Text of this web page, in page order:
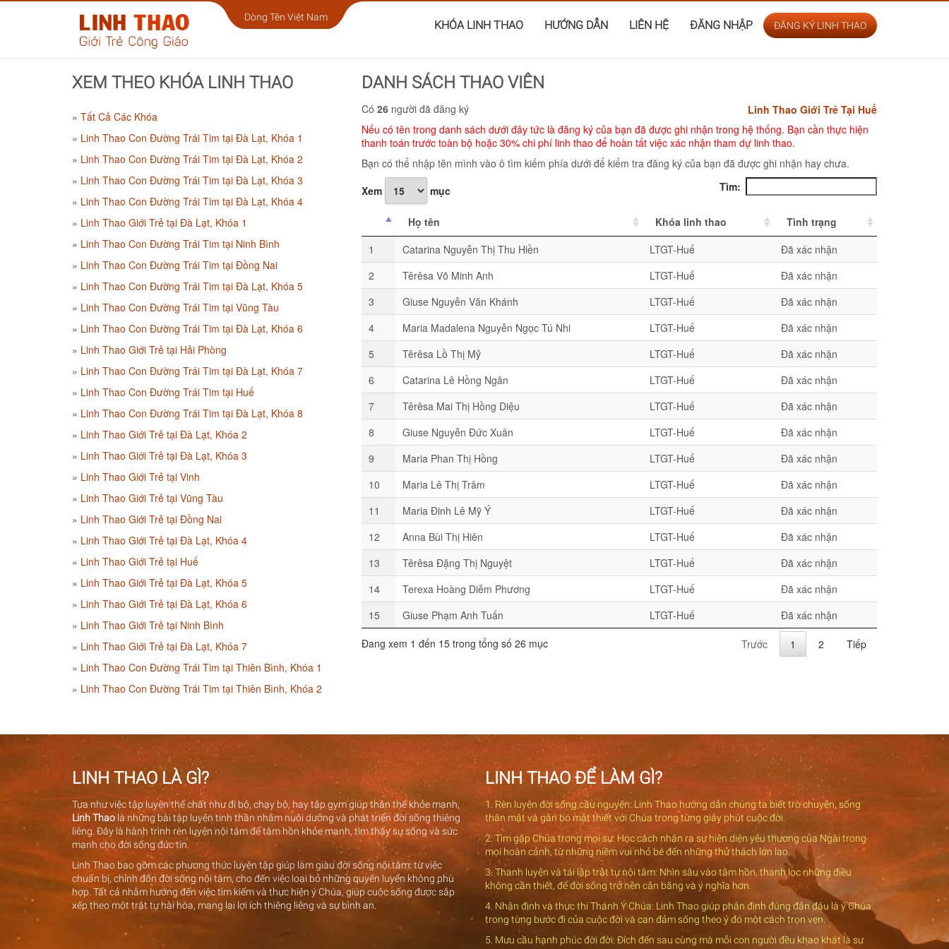
Dòng Tên Việt Nam
KHÓA LINH THAO HƯỚNG DẪN LIÊN HỆ ĐĂNG NHẬP ĐĂNG KÝ LINH THAO
XEM THEO KHÓA LINH THAO
Tất Cả Các Khóa
Linh Thao Con Đường Trái Tim tại Đà Lạt, Khóa 1
Linh Thao Con Đường Trái Tim tại Đà Lạt, Khóa 2
Linh Thao Con Đường Trái Tim tại Đà Lạt, Khóa 3
Linh Thao Con Đường Trái Tim tại Đà Lạt, Khóa 4
Linh Thao Giới Trẻ tại Đà Lạt, Khóa 1
Linh Thao Con Đường Trái Tim tại Ninh Bình
Linh Thao Con Đường Trái Tim tại Đồng Nai
Linh Thao Con Đường Trái Tim tại Đà Lạt, Khóa 5
Linh Thao Con Đường Trái Tim tại Vũng Tàu
Linh Thao Con Đường Trái Tim tại Đà Lạt, Khóa 6
Linh Thao Giới Trẻ tại Hải Phòng
Linh Thao Con Đường Trái Tim tại Đà Lạt, Khóa 7
Linh Thao Con Đường Trái Tim tại Huế
Linh Thao Con Đường Trái Tim tại Đà Lạt, Khóa 8
Linh Thao Giới Trẻ tại Đà Lạt, Khóa 2
Linh Thao Giới Trẻ tại Đà Lạt, Khóa 3
Linh Thao Giới Trẻ tại Vinh
Linh Thao Giới Trẻ tại Vũng Tàu
Linh Thao Giới Trẻ tại Đồng Nai
Linh Thao Giới Trẻ tại Đà Lạt, Khóa 4
Linh Thao Giới Trẻ tại Huế
Linh Thao Giới Trẻ tại Đà Lạt, Khóa 5
Linh Thao Giới Trẻ tại Đà Lạt, Khóa 6
Linh Thao Giới Trẻ tại Ninh Bình
Linh Thao Giới Trẻ tại Đà Lạt, Khóa 7
Linh Thao Con Đường Trái Tim tại Thiên Bình, Khóa 1
Linh Thao Con Đường Trái Tim tại Thiên Bình, Khóa 2
DANH SÁCH THAO VIÊN
Linh Thao Giới Trẻ Tại Huế
Có 26người đã đăng ký
Nếu có tên trong danh sách dưới đây tức là đăng ký của bạn đã được ghi nhận trong hệ thống. Bạn cần thực hiện
thanh toán trước toàn bộ hoặc 30% chi phí linh thao để hoàn tất việc xác nhận tham dự linh thao.
Bạn có thể nhập tên mình vào ô tìm kiếm phía dưới để kiểm tra đăng ký của bạn đã được ghi nhận hay chưa.
Xem
mục Tìm:
Họ tên Khóa linh thao
Tình trạng
1
Catarina Nguyễn Thị Thu Hiền LTGT-Huế
Đã xác nhận
2
Têrêsa Võ Minh Anh LTGT-Huế
Đã xác nhận
3
Giuse Nguyễn Văn Khánh LTGT-Huế
Đã xác nhận
4
Maria Madalena Nguyễn Ngọc Tú Nhi LTGT-Huế
Đã xác nhận
5
Têrêsa Lồ Thị Mỷ LTGT-Huế
Đã xác nhận
6
Catarina Lê Hồng Ngân LTGT-Huế
Đã xác nhận
7
Têrêsa Mai Thị Hồng Diệu LTGT-Huế
Đã xác nhận
8
Giuse Nguyễn Đức Xuân LTGT-Huế
Đã xác nhận
9
Maria Phan Thị Hồng LTGT-Huế
Đã xác nhận
10
Maria Lê Thị Trâm LTGT-Huế
Đã xác nhận
11
Maria Đinh Lê Mỹ Ý LTGT-Huế
Đã xác nhận
12
Anna Bùi Thị Hiên LTGT-Huế
Đã xác nhận
13
Têrêsa Đặng Thị Nguyệt LTGT-Huế
Đã xác nhận
14
Terexa Hoàng Diễm Phương LTGT-Huế
Đã xác nhận
15
Giuse Phạm Anh Tuấn LTGT-Huế
Đã xác nhận
Đang xem 1 đến 15 trong tổng số 26 mục
Trước 1 2 Tiếp
LINH THAO LÀ GÌ?
Tựa như việc tập luyện thể chất như đi bộ, chạy bộ, hay tập gym giúp thân thể khỏe mạnh,
Linh Thao là những bài tập luyện tinh thần nhằm nuôi dưỡng và phát triển đời sống thiêng
liêng. Đây là hành trình rèn luyện nội tâm để tâm hồn khỏe mạnh, tìm thấy sự sống và sức
mạnh cho đời sống đức tin.
Linh Thao bao gồm các phương thức luyện tập giúp làm giàu đời sống nội tâm: từ việc
chuẩn bị, chỉnh đốn đời sống nội tâm, cho đến việc loại bỏ những quyến luyến không phù
hợp. Tất cả nhằm hướng đến việc tìm kiếm và thực hiện ý Chúa, giúp cuộc sống được sắp
xếp theo một trật tự hài hòa, mang lại lợi ích thiêng liêng và sự bình an.
LINH THAO ĐỂ LÀM GÌ?
1. Rèn luyện đời sống cầu nguyện: Linh Thao hướng dẫn chúng ta biết trò chuyện, sống
thân mật và gắn bó mật thiết với Chúa trong từng giây phút cuộc đời.
2. Tìm gặp Chúa trong mọi sự: Học cách nhận ra sự hiện diện yêu thương của Ngài trong
mọi hoàn cảnh, từ những niềm vui nhỏ bé đến những thử thách lớn lao.
3. Thanh luyện và tái lập trật tự nội tâm: Nhìn sâu vào tâm hồn, thanh lọc những điều
không cần thiết, để đời sống trở nên cân bằng và ý nghĩa hơn.
4. Nhận định và thực thi Thánh Ý Chúa: Linh Thao giúp phân định đúng đắn đâu là ý Chúa
trong từng bước đi của cuộc đời và can đảm sống theo ý đó một cách trọn vẹn.
5. Mưu cầu hạnh phúc đời đời: Đích đến sau cùng mà mỗi con người đều khao khát là sự